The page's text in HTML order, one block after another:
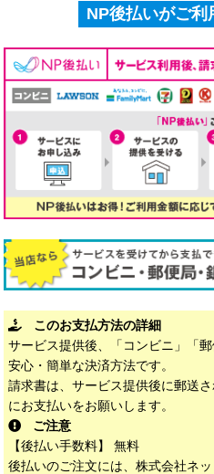
NP後払いがご利
このお支払方法の詳細
サービス提供後、「コンビニ」「
安心・簡単な決済方法です。
請求書は、サービス提供後に郵送
にお支払いをお願いします。
ご注意
【後払い手数料】 無料
後払いのご注文には、株式会社ネ